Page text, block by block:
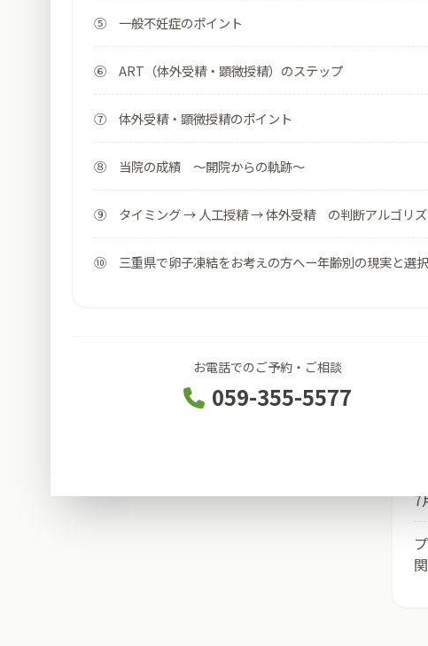
⑤ 一般不妊症のポイント
⑥ ART（体外受精・顕微授精）のステップ
⑦ 体外受精・顕微授精のポイント
⑧ 当院の成績 ～開院からの軌跡～
⑨ タイミング → 人工授精 → 体外受精 の判断アルゴリ
⑩ 三重県で卵子凍結をお考えの方へー年齢別の現実と選
お電話でのご予約・ご相談
059-355-5577
7